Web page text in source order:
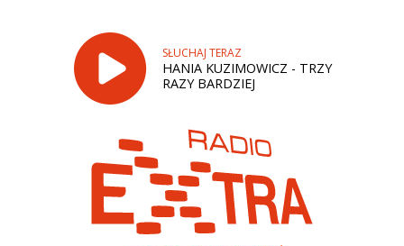
SŁUCHAJ TERAZ
HANIA KUZIMOWICZ - TRZY
RAZY BARDZIEJ